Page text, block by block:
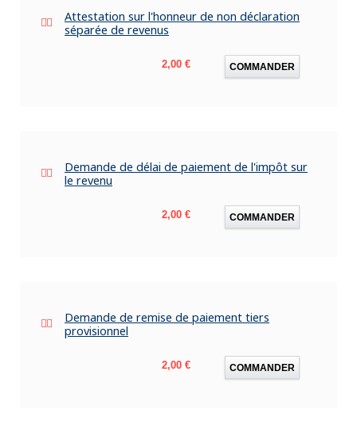
Attestation sur l'honneur de non déclaration
séparée de revenus
Prix
2,00 € COMMANDER
Demande de délai de paiement de l'impôt sur
le revenu
Prix
2,00 € COMMANDER
Demande de remise de paiement tiers
provisionnel
Prix
2,00 € COMMANDER